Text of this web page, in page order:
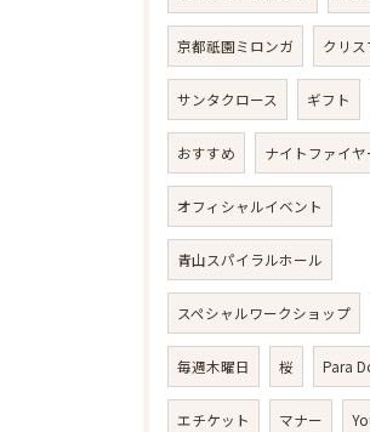
京都祇園ミロンガ クリス
サンタクロース ギフト
おすすめ ナイトファイヤ
オフィシャルイベント
青山スパイラルホール
スペシャルワークショップ
毎週木曜日 桜 Para
エチケット マナー